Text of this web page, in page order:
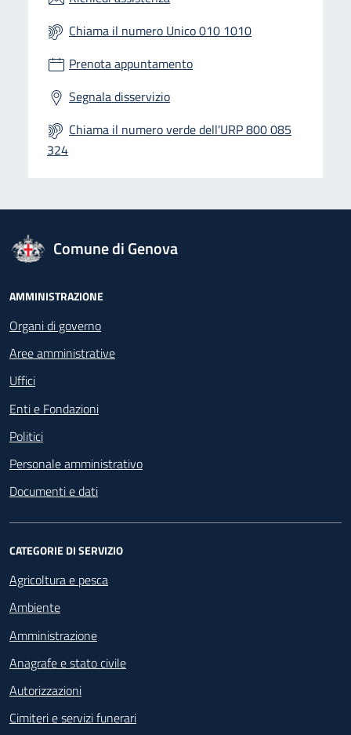
Chiama il numero Unico 010 1010
Prenota appuntamento
Segnala disservizio
Chiama il numero verde dell'URP 800 085
324
logo Unione Europea
Comune di Genova
Footer - Navigazione
AMMINISTRAZIONE
Organi di governo
Aree amministrative
Uffici
Enti e Fondazioni
Politici
Personale amministrativo
Documenti e dati
CATEGORIE DI SERVIZIO
Agricoltura e pesca
Ambiente
Amministrazione
Anagrafe e stato civile
Autorizzazioni
Cimiteri e servizi funerari